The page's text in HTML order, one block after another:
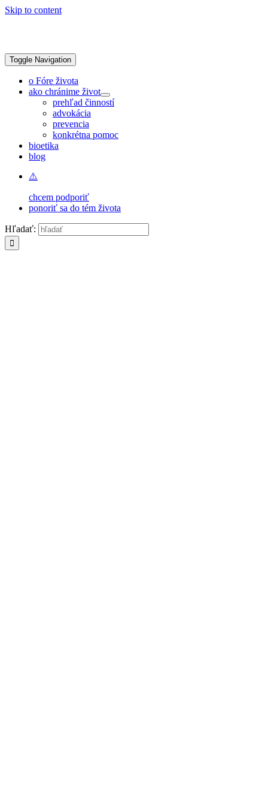
Skip to content
Toggle Navigation
o Fóre života
ako chránime život
prehľad činností
advokácia
prevencia
konkrétna pomoc
bioetika
blog
chcem podporiť
ponoriť sa do tém života
Hľadať: